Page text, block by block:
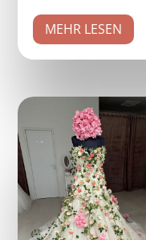
MEHR LESEN